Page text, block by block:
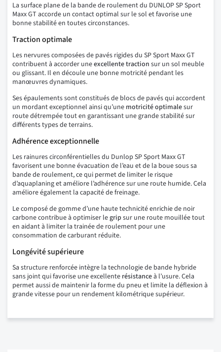
La surface plane de la bande de roulement du DUNLOP SP Sport
Maxx GT accorde un contact optimal sur le sol et favorise une
bonne stabilité en toutes circonstances.
Traction optimale
Les nervures composées de pavés rigides du SP Sport Maxx GT
contribuent à accorder uneexcellentetraction sur un sol meuble
ou glissant. Il en découle une bonne motricité pendant les
manœuvres dynamiques.
Ses épaulements sont constitués de blocs de pavés qui accordent
un mordant exceptionnel ainsi qu’une motricité optimalesur
route détrempée tout en garantissant une grande stabilité sur
différents types de terrains.
Adhérence exceptionnelle
Les rainures circonférentielles du Dunlop SP Sport Maxx GT
favorisent une bonne évacuation de l’eau et de la boue sous sa
bande de roulement, ce qui permet de limiter le risque
d’aquaplaning et améliore l’adhérence sur une route humide. Cela
améliore également la capacité de freinage.
Le composé de gomme d’une haute technicité enrichie de noir
carbone contribue à optimiser legripsur une route mouillée tout
en aidant à limiter la trainée de roulement pour une
consommation de carburant réduite.
Longévité supérieure
Sa structure renforcée intègre la technologie de bande hybride
sans joint qui favorise une excellente résistanceà l’usure. Cela
permet aussi de maintenir la forme du pneu et limite la déflexion à
grande vitesse pour un rendement kilométrique supérieur.